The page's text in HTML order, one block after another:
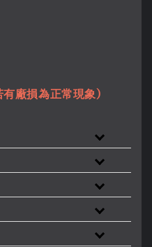
廠損為正常現象)